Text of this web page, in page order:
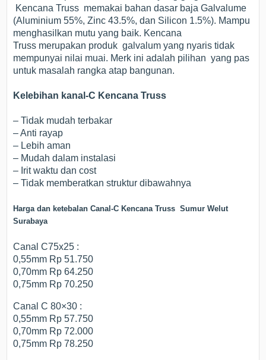
Kencana Truss memakai bahan dasar baja Galvalume
(Aluminium 55%, Zinc 43.5%, dan Silicon 1.5%). Mampu
menghasilkan mutu yang baik. Kencana
Truss merupakan produk galvalum yang nyaris tidak
mempunyai nilai muai. Merk ini adalah pilihan yang pas
untuk masalah rangka atap bangunan.
Kelebihan kanal-C Kencana Truss
– Tidak mudah terbakar
– Anti rayap
– Lebih aman
– Mudah dalam instalasi
– Irit waktu dan cost
– Tidak memberatkan struktur dibawahnya
Harga dan ketebalan Canal-C Kencana Truss Sumur Welut
Surabaya
Canal C75x25 :
0,55mm Rp 51.750
0,70mm Rp 64.250
0,75mm Rp 70.250
Canal C 80×30 :
0,55mm Rp 57.750
0,70mm Rp 72.000
0,75mm Rp 78.250